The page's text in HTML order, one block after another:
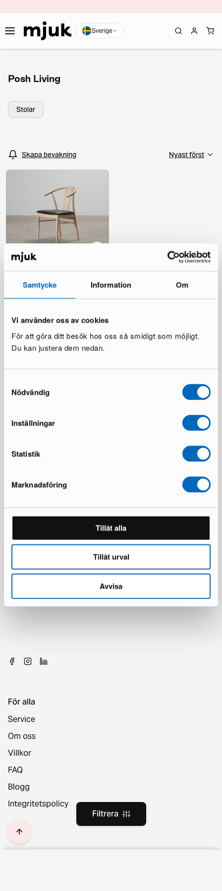
Samtycke Information Om
Vi använder oss av cookies
För att göra ditt besök hos oss så smidigt som möjligt.
Du kan justera dem nedan.
Nödvändig
Inställningar
Statistik
Marknadsföring
Tillåt alla
Tillåt urval
Avvisa
Sverige
Posh Living
Stolar
Filtrera
Skapa bevakning
Janik matstol ek / svart
175 € 259 €
Alla produkter laddade
För alla
Service
Om oss
Villkor
FAQ
Blogg
Integritetspolicy
För företag